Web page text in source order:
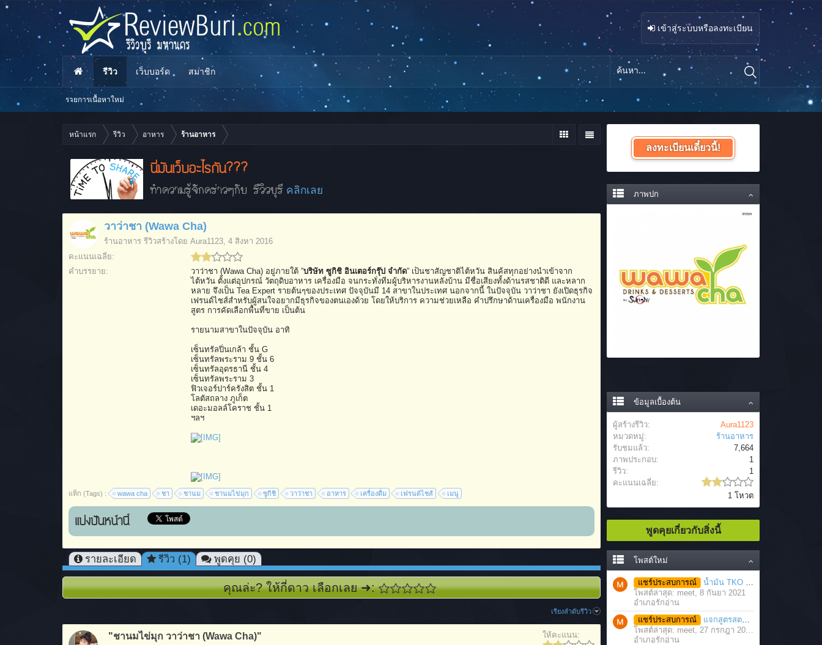
หน้าแรก รีวิว อาหาร ร้านอาหาร
นี่มันเว็บอะไรกัน???
ทำความรู้จักคร่าวๆกับ รีวิวบุรี คลิกเลย
วาว่าชา (Wawa Cha)
ร้านอาหาร รีวิวสร้างโดย Aura1123, 4 สิงหา 2016
คะแนนเฉลี่ย:
คำบรรยาย:
วาว่าชา (Wawa Cha) อยู่ภายใต้ ”บริษัท ซูกิชิ อินเตอร์กรุ๊ป จำกัด” เป็นชาสัญชาติไต้หวัน สินค้สทุกอย่างนำเข้าจาก
ไต้หวัน ตั้งแต่อุปกรณ์ วัตถุดิบอาหาร เครื่องมือ จนกระทั่งทีมผู้บริหารงานหลังบ้าน มีชื่อเสียงทั้งด้านรสชาติดี และหลาก
หลาย จึงเป็น Tea Expert รายต้นๆของประเทศ ปัจจุบันมี 14 สาขาในประเทศ นอกจากนี้ ในปัจจุบัน วาว่าชา ยังเปิดธุรกิจ
เฟรนด์ไชส์สำหรับผู้สนใจอยากมีธุรกิจของตนเองด้วย โดยให้บริการ ความช่วยเหลือ คำปรึกษาด้านเครื่องมือ พนักงาน
สูตร การคัดเลือกพื้นที่ขาย เป็นต้น
รายนามสาขาในปัจจุบัน อาทิ
เซ็นทรัลปิ่นเกล้า ชั้น G
เซ็นทรัลพระราม 9 ชั้น 6
เซ็นทรัลอุดรธานี ชั้น 4
เซ็นทรัลพระราม 3
ฟิวเจอร์ปาร์ครังสิต ชั้น 1
โลตัสถลาง ภูเก็ต
เดอะมอลล์โคราช ชั้น 1
ฯลฯ
แท็ก (Tags) : wawa cha ชา ชานม ชานมไข่มุก ซูกิชิ วาว่าชา อาหาร เครื่องดื่ม เฟรนด์ไชส์ เมนู
แบ่งปันหน้านี้
รายละเอียด รีวิว (1) พูดคุย (0)
คุณล่ะ? ให้กี่ดาว เลือกเลย ➜:
เรียงลำดับรีวิว
ให้คะแนน:
"ชานมไข่มุก วาว่าชา (Wawa Cha)"
ลงทะเบียนเดี๋ยวนี้!
ภาพปก
ข้อมูลเบื้องต้น
ผู้สร้างรีวิว:
Aura1123
หมวดหมู่:
ร้านอาหาร
รับชมแล้ว:
7,664
ภาพประกอบ:
1
รีวิว:
1
คะแนนเฉลี่ย:
1 โหวต
พูดคุยเกี่ยวกับสิ่งนี้
โพสต์ใหม่
แชร์ประสบการณ์
น้ำมัน TKO นวดคลายเส้นคลายกล้ามเนื้อ จากภาวะตึงหรือเคล็ด บาดเจ็บ ได้อย่างฉับพลัน
โพสต์ล่าสุด: meet, 8 กันยา 2021
อำเภอรักอ่าน
แชร์ประสบการณ์
แจกสูตรสตรอว์เบอร์รี่โยเกิร์ตสมูทตี้ ทำง่าย อร่อย แค่มีเครื่องปั่นน้ำผลไม้
โพสต์ล่าสุด: meet, 27 กรกฎา 2021
อำเภอรักอ่าน
เข้าสู่ระบบหรือลงทะเบียน
รีวิว
รายการเนื้อหาใหม่
เว็บบอร์ด สมาชิก